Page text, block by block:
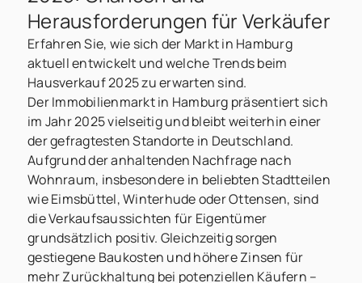
Herausforderungen für Verkäufer
Erfahren Sie, wie sich der Markt in Hamburg
aktuell entwickelt und welche Trends beim
Hausverkauf 2025 zu erwarten sind.
Der Immobilienmarkt in Hamburg präsentiert sich
im Jahr 2025 vielseitig und bleibt weiterhin einer
der gefragtesten Standorte in Deutschland.
Aufgrund der anhaltenden Nachfrage nach
Wohnraum, insbesondere in beliebten Stadtteilen
wie Eimsbüttel, Winterhude oder Ottensen, sind
die Verkaufsaussichten für Eigentümer
grundsätzlich positiv. Gleichzeitig sorgen
gestiegene Baukosten und höhere Zinsen für
mehr Zurückhaltung bei potenziellen Käufern –